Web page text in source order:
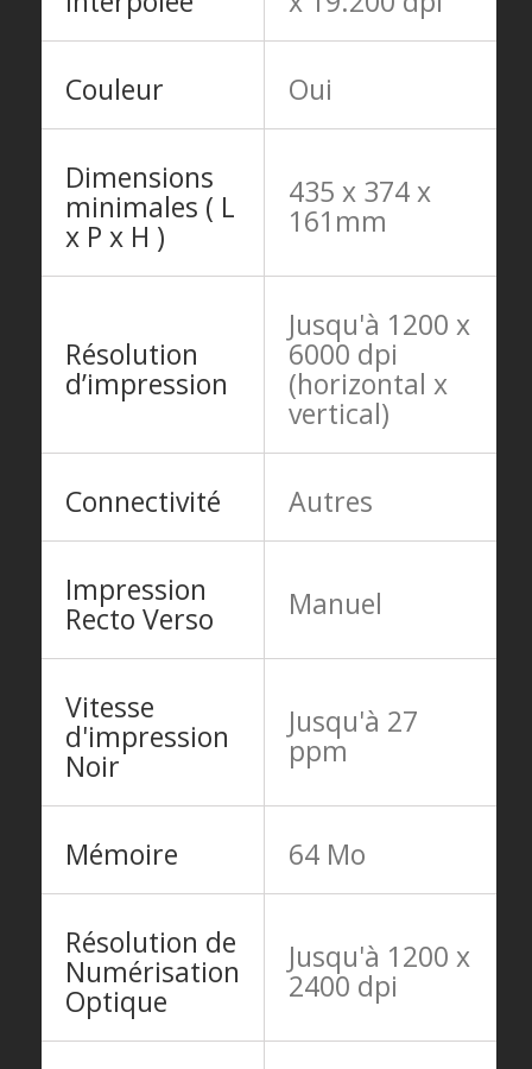
Couleur Oui
Dimensions
minimales ( L
x P x H )
435 x 374 x
161mm
Résolution
d’impression
Jusqu'à 1200 x
6000 dpi
(horizontal x
vertical)
Connectivité Autres
Impression
Recto Verso Manuel
Vitesse
d'impression
Noir
Jusqu'à 27
ppm
Mémoire 64 Mo
Résolution de
Numérisation
Optique
Jusqu'à 1200 x
2400 dpi